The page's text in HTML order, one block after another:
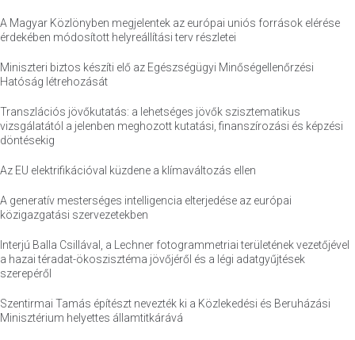
A Magyar Közlönyben megjelentek az európai uniós források elérése
érdekében módosított helyreállítási terv részletei
Miniszteri biztos készíti elő az Egészségügyi Minőségellenőrzési
Hatóság létrehozását
Transzlációs jövőkutatás: a lehetséges jövők szisztematikus
vizsgálatától a jelenben meghozott kutatási, finanszírozási és képzési
döntésekig
Az EU elektrifikációval küzdene a klímaváltozás ellen
A generatív mesterséges intelligencia elterjedése az európai
közigazgatási szervezetekben
Interjú Balla Csillával, a Lechner fotogrammetriai területének vezetőjével
a hazai téradat-ökoszisztéma jövőjéről és a légi adatgyűjtések
szerepéről
Szentirmai Tamás építészt nevezték ki a Közlekedési és Beruházási
Minisztérium helyettes államtitkárává